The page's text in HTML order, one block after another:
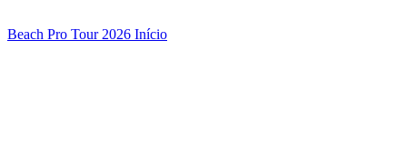
Beach Pro Tour 2026 Início